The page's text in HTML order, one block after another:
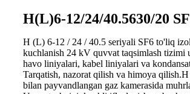
H(L)6-12/24/40.5630/20
H (L) 6-12 / 24 / 40.5 seriyali SF6 to'liq
kuchlanish 24 kV quvvat taqsimlash tizimi
havo liniyalari, kabel liniyalari va
Tarqatish, nazorat qilish va himoya
bilan payvandlangan gaz kamerasida